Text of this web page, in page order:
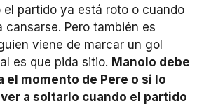
el partido ya está roto o cuando
cansarse. Pero también es
viene de marcar un gol
es que pida sitio. Manolo debe
el momento de Pere o si lo
a soltarlo cuando el partido